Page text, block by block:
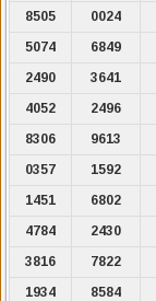
8505
0024
5074
6849
2490
3641
4052
2496
8306
9613
0357
1592
1451
6802
4784
2430
3816
7822
1934
8584